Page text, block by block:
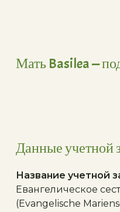
Мать Basilea —
Данные учетной
Название учетной
Евангелическое
(Evangelische